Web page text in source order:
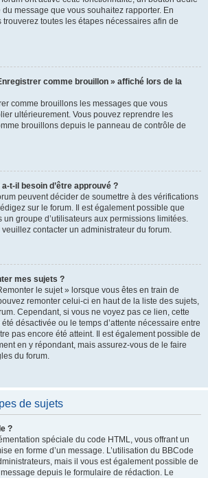
message que vous souhaitez rapporter. En
toutes les étapes nécessaires afin de
comme brouillon » affiché lors de la
comme brouillons les messages que vous
ultérieurement. Vous pouvez reprendre les
brouillons depuis le panneau de contrôle de
t-il besoin d’être approuvé ?
peuvent décider de soumettre à des vérifications
sur le forum. Il est également possible que
un groupe d’utilisateurs aux permissions limitées.
veuillez contacter un administrateur du forum.
mes sujets ?
le sujet » lorsque vous êtes en train de
remonter celui-ci en haut de la liste des sujets,
Cependant, si vous ne voyez pas ce lien, cette
désactivée ou le temps d’attente nécessaire entre
pas encore été atteint. Il est également possible de
en y répondant, mais assurez-vous de le faire
du forum.
de sujets
?
spéciale du code HTML, vous offrant un
en forme d’un message. L’utilisation du BBCode
mais il vous est également possible de
depuis le formulaire de rédaction. Le